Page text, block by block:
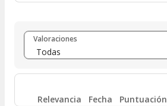
Entre 8 y 10 (159)
Entre 6 y 8 (19)
Entre 4 y 6 7
Valoraciones
Relevancia Fecha Puntuación